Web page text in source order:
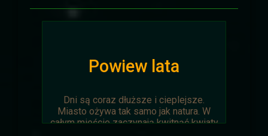
Powiew lata
Dni są coraz dłuższe i cieplejsze.
Miasto ożywa tak samo jak natura. W
całym mieście zaczynają kwitnąć kwiaty